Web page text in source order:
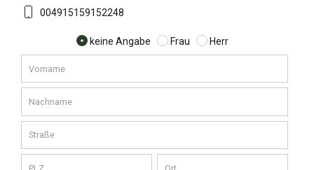
004915159152248
keine Angabe Frau Herr